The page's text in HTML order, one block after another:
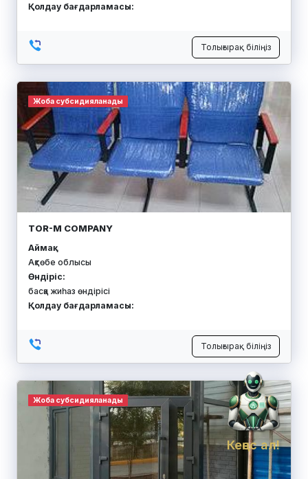
Кеңес ал!
Қолдау бағдарламасы:
Толығырақ біліңіз
Жоба субсидияланады
TOR-M COMPANY
Аймақ:
Ақтөбе облысы
Өндіріс:
басқа жиһаз өндірісі
Қолдау бағдарламасы:
Толығырақ біліңіз
Жоба субсидияланады